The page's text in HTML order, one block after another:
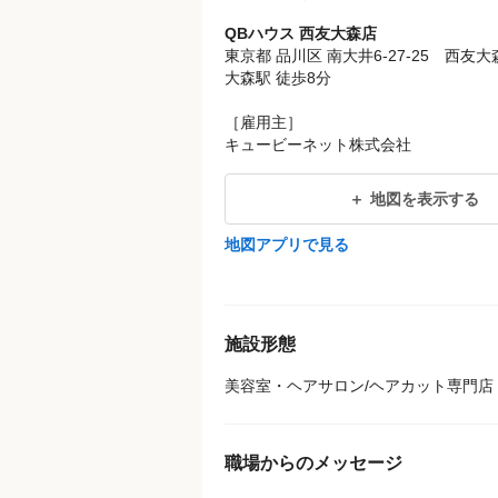
QBハウス 西友大森店
東京都 品川区 南大井6-27-25 西友大
大森駅 徒歩8分
［雇用主］
キュービーネット株式会社
地図を表示する
地図アプリで見る
施設形態
美容室・ヘアサロン/ヘアカット専門店
職場からのメッセージ